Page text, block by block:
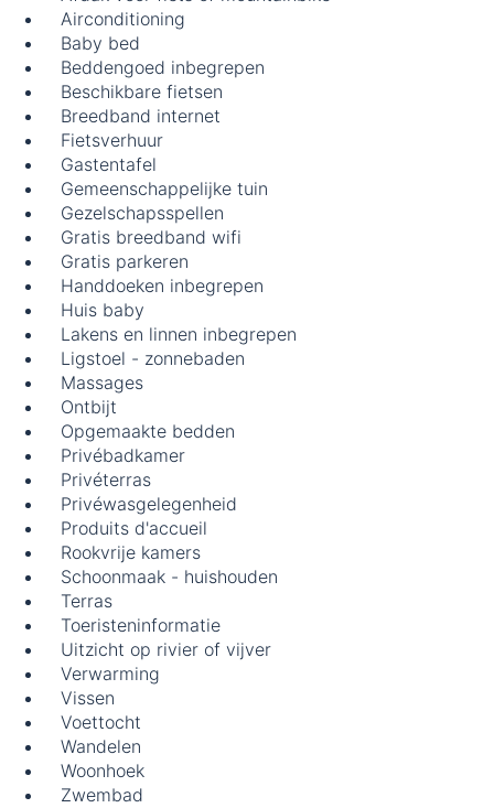
Airconditioning
Baby bed
Beddengoed inbegrepen
Beschikbare fietsen
Breedband internet
Fietsverhuur
Gastentafel
Gemeenschappelijke tuin
Gezelschapsspellen
Gratis breedband wifi
Gratis parkeren
Handdoeken inbegrepen
Huis baby
Lakens en linnen inbegrepen
Ligstoel - zonnebaden
Massages
Ontbijt
Opgemaakte bedden
Privébadkamer
Privéterras
Privéwasgelegenheid
Produits d'accueil
Rookvrije kamers
Schoonmaak - huishouden
Terras
Toeristeninformatie
Uitzicht op rivier of vijver
Verwarming
Vissen
Voettocht
Wandelen
Woonhoek
Zwembad